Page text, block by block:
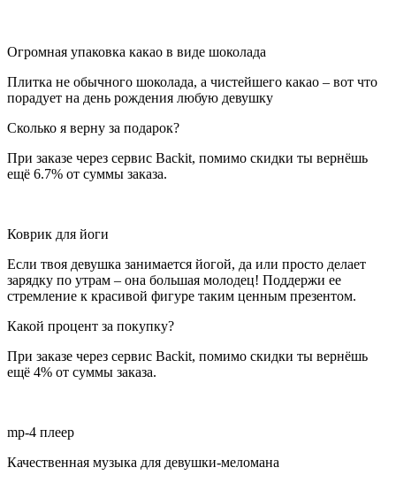
Огромная упаковка какао в виде шоколада
Плитка не обычного шоколада, а чистейшего какао – вот что
порадует на день рождения любую девушку
Сколько я верну за подарок?
При заказе через сервис Backit, помимо скидки ты вернёшь
ещё 6.7% от суммы заказа.
Коврик для йоги
Если твоя девушка занимается йогой, да или просто делает
зарядку по утрам – она большая молодец! Поддержи ее
стремление к красивой фигуре таким ценным презентом.
Какой процент за покупку?
При заказе через сервис Backit, помимо скидки ты вернёшь
ещё 4% от суммы заказа.
mp-4 плеер
Качественная музыка для девушки-меломана